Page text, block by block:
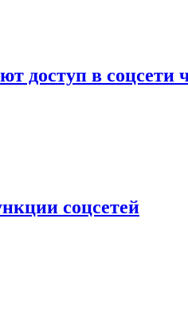
доступ в соцсети
соцсетей